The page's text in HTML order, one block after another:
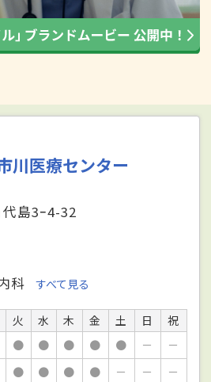
川医療センター
島3ｰ4-32
科 すべて見る
火 水 木 金 土 日
祝
● ● ● ● ● －
－
● ● ● ● － － －